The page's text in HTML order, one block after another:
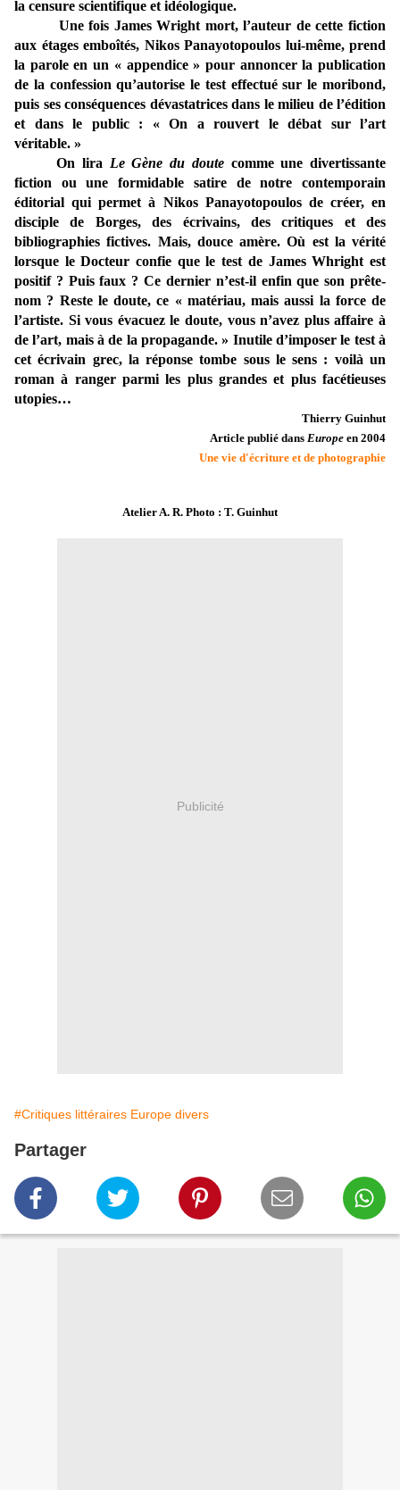
la censure scientifique et idéologique.
Une fois James Wright mort, l’auteur de cette fiction
aux étages emboîtés, Nikos Panayotopoulos lui-même, prend
la parole en un « appendice » pour annoncer la publication
de la confession qu’autorise le test effectué sur le moribond,
puis ses conséquences dévastatrices dans le milieu de l’édition
et dans le public : « On a rouvert le débat sur l’art
véritable. »
On lira Le Gène du doutecomme une divertissante
fiction ou une formidable satire de notre contemporain
éditorial qui permet à Nikos Panayotopoulos de créer, en
disciple de Borges, des écrivains, des critiques et des
bibliographies fictives. Mais, douce amère. Où est la vérité
lorsque le Docteur confie que le test de James Whright est
positif ? Puis faux ? Ce dernier n’est-il enfin que son prête-
nom ? Reste le doute, ce « matériau, mais aussi la force de
l’artiste. Si vous évacuez le doute, vous n’avez plus affaire à
de l’art, mais à de la propagande. » Inutile d’imposer le test à
cet écrivain grec, la réponse tombe sous le sens : voilà un
roman à ranger parmi les plus grandes et plus facétieuses
utopies…
Thierry Guinhut
Article publié dans Europe en 2004
Une vie d'écriture et de photographie
Atelier A. R. Photo : T. Guinhut
Publicité
#Critiques littéraires Europe divers
Partager